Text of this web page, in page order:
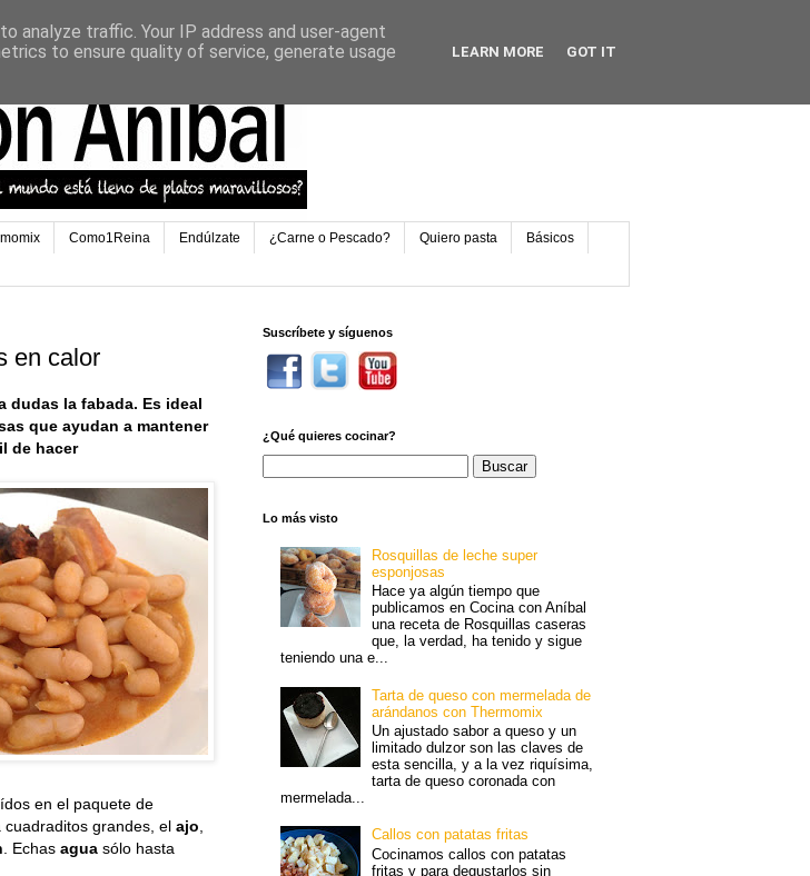
Como1Reina Endúlzate ¿Carne o Pescado? Quiero pasta Básicos
en calor
dudas la fabada. Es ideal
que ayudan a mantener
de hacer
en el paquete de
cuadraditos grandes, el ajo
. Echas agua sólo hasta
Suscríbete y síguenos
¿Qué quieres cocinar?
Lo más visto
Rosquillas de leche super
esponjosas
Hace ya algún tiempo que
publicamos en Cocina con Aníbal
una receta de Rosquillas caseras
que, la verdad, ha tenido y sigue
teniendo una e...
Tarta de queso con mermelada de
arándanos con Thermomix
Un ajustado sabor a queso y un
limitado dulzor son las claves de
esta sencilla, y a la vez riquísima,
tarta de queso coronada con
mermelada...
Callos con patatas fritas
Cocinamos callos con patatas
fritas y para degustarlos sin
analyze traffic. Your IP address and user-agent
to ensure quality of service, generate usage
LEARN MORE GOT IT